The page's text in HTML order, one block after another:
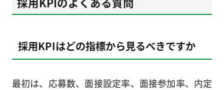
採用KPIはどの指標から見るべきですか
最初は、応募数、面接設定率、面接参加率、内定